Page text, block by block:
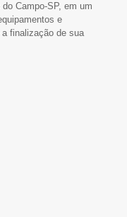
Campo-SP, em um
e
finalização de sua